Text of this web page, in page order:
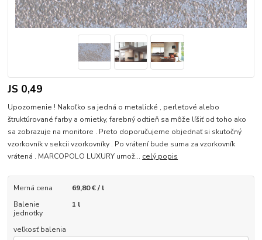
JS 0,49
Upozornenie ! Nakoľko sa jedná o metalické , perleťové alebo
štruktúrované farby a omietky, farebný odtieň sa môže líšiť od toho ako
sa zobrazuje na monitore . Preto doporučujeme objednať si skutočný
vzorkovník v sekcii vzorkovníky . Po vrátení bude suma za vzorkovník
vrátená . MARCOPOLO LUXURY umož... celý popis
Merná cena
69,80 € / l
Balenie
jednotky
1 l
veľkosť balenia